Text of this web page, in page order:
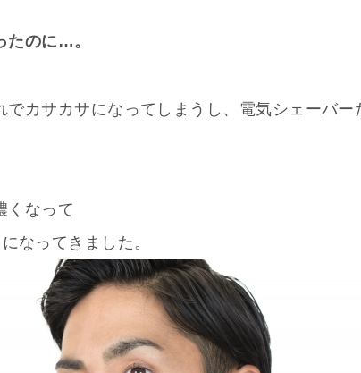
たのに…。
でカサカサになってしまうし、電気シェーバー
くなって
なってきました。